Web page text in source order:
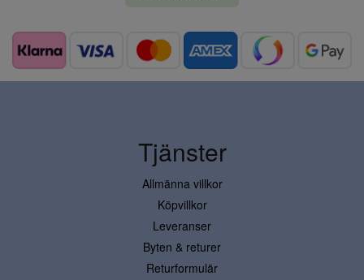
Tjänster
Allmänna villkor
Köpvillkor
Leveranser
Byten & returer
Returformulär